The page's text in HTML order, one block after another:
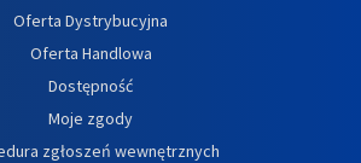
Oferta Dystrybucyjna
Oferta Handlowa
Dostępność
Moje zgody
zgłoszeń wewnętrznych